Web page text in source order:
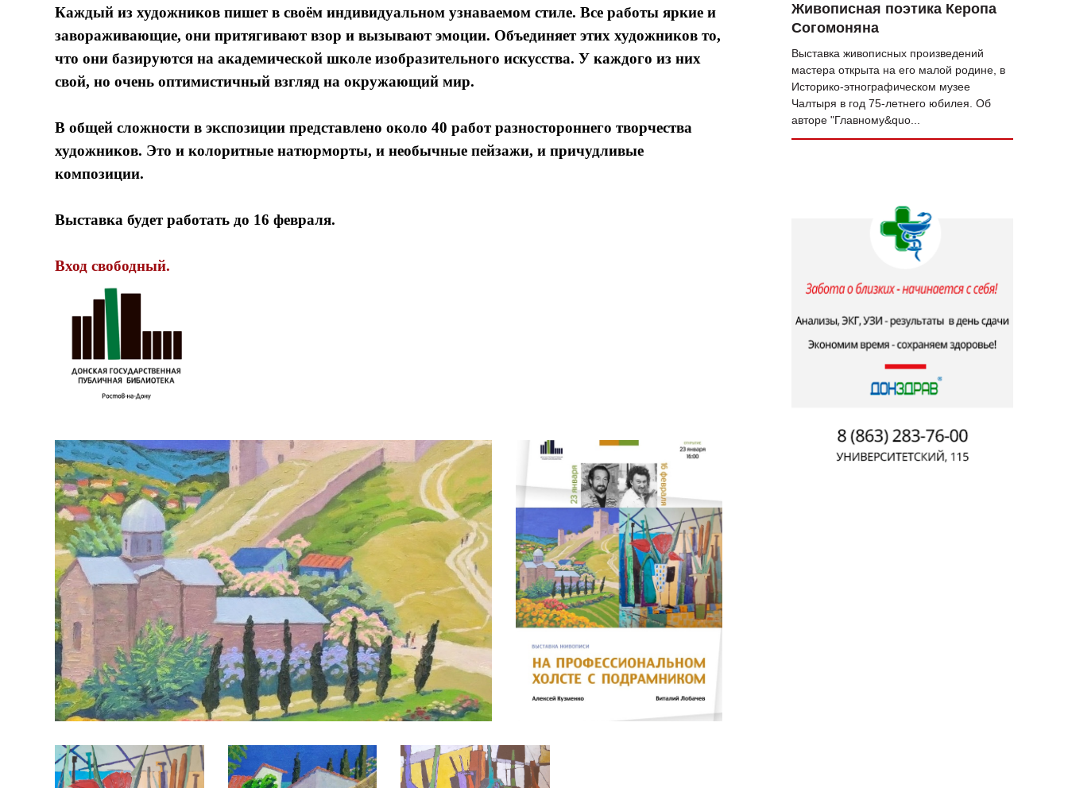
Каждый из художников пишет в своём индивидуальном узнаваемом стиле. Все работы яркие и
завораживающие, они притягивают взор и вызывают эмоции. Объединяет этих художников то,
что они базируются на академической школе изобразительного искусства. У каждого из них
свой, но очень оптимистичный взгляд на окружающий мир.
В общей сложности в экспозиции представлено около 40 работ разностороннего творчества
художников. Это и колоритные натюрморты, и необычные пейзажи, и причудливые
композиции.
Выставка будет работать до 16 февраля.
Вход свободный.
Живописная поэтика Керопа
Согомоняна
Выставка живописных произведений
мастера открыта на его малой родине, в
Историко-этнографическом музее
Чалтыря в год 75‑летнего юбилея. Об
авторе "Главному&quo...